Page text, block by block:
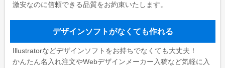
激安なのに信頼できる品質をお約束いたします。
デザインソフトがなくても作れる
Illustratorなどデザインソフトをお持ちでなくても大丈夫！
かんたん名入れ注文やWebデザインメーカー入稿など気軽に入